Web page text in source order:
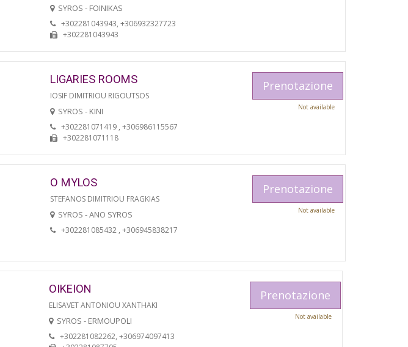
SYROS - FOINIKAS
+302281043943, +306932327723
+302281043943
LIGARIES ROOMS
IOSIF DIMITRIOU RIGOUTSOS
SYROS - KINI
+302281071419 , +306986115567
+302281071118
Prenotazione
Not available
O MYLOS
STEFANOS DIMITRIOU FRAGKIAS
SYROS - ANO SYROS
+302281085432 , +306945838217
Prenotazione
Not available
OIKEION
ELISAVET ANTONIOU XANTHAKI
SYROS - ERMOUPOLI
+302281082262, +306974097413
Prenotazione
Not available